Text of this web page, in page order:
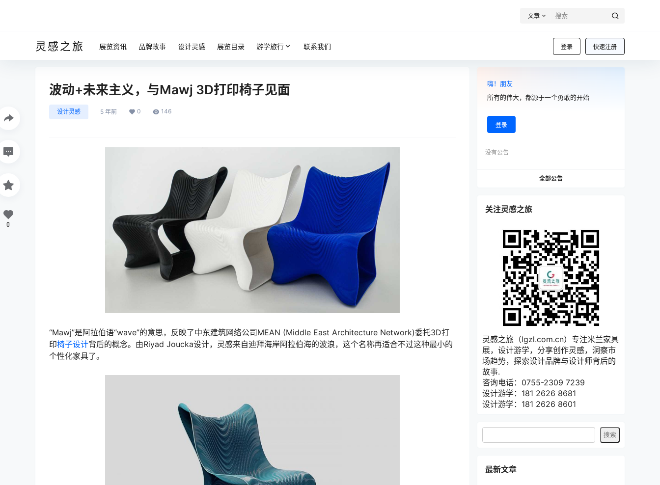
文章
灵感之旅 登录 快速注册
展览资讯 品牌故事 设计灵感 展览目录 游学旅行 联系我们
波动+未来主义，与Mawj 3D打印椅子见面
设计灵感 5 年前 0 146
“Mawj”是阿拉伯语“wave”的意思，反映了中东建筑网络公司MEAN (Middle East Architecture Network)委托3D打
印椅子设计背后的概念。由Riyad Joucka设计，灵感来自迪拜海岸阿拉伯海的波浪，这个名称再适合不过这种最小的
个性化家具了。
0
嗨！朋友
所有的伟大，都源于一个勇敢的开始
登录
没有公告
全部公告
关注灵感之旅
灵感之旅（lgzl.com.cn）专注米兰家具
展，设计游学，分享创作灵感，洞察市
场趋势，探索设计品牌与设计师背后的
故事.
咨询电话：0755-2309 7239
设计游学：181 2626 8681
设计游学：181 2626 8601
最新文章